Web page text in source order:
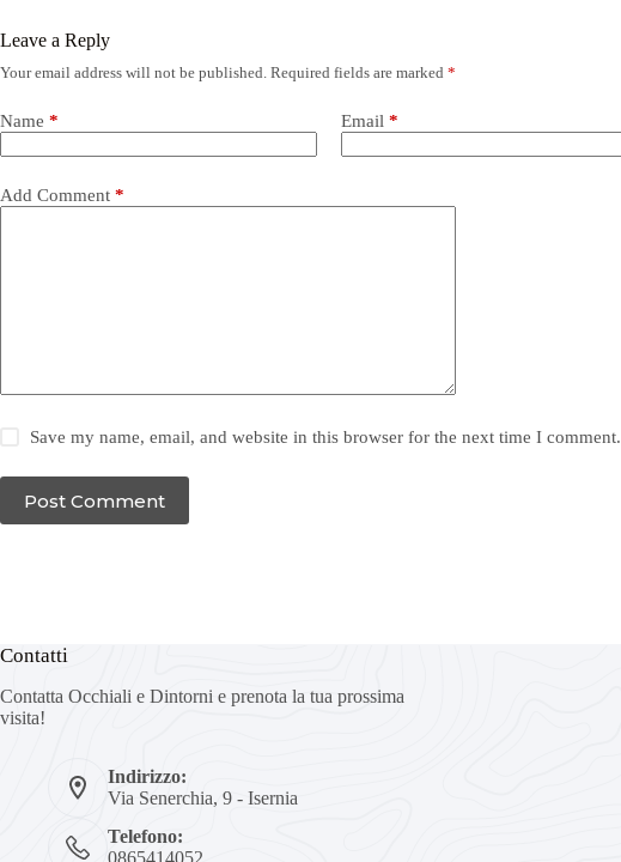
Leave a Reply
Your email address will not be published. Required fields are marked *
Name * Email *
Add Comment *
Save my name, email, and website in this browser for the next time I comment.
Post Comment
Contatti
Contatta Occhiali e Dintorni e prenota la tua prossima
visita!
Indirizzo:
Via Senerchia, 9 - Isernia
Telefono: